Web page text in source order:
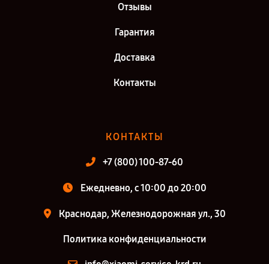
Отзывы
Гарантия
Доставка
Контакты
КОНТАКТЫ
+7 (800) 100-87-60
Ежедневно, с 10:00 до 20:00
Краснодар, Железнодорожная ул., 30
Политика конфиденциальности